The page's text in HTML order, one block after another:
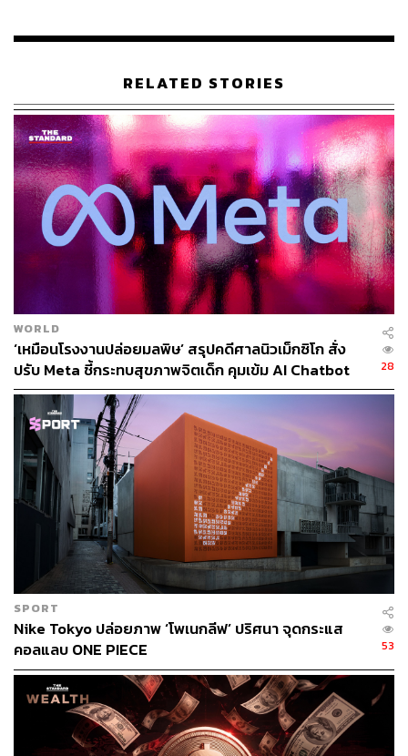
ข้อมูลของ Twitter ไปใช้ฝึก AI Chatbot เช่น ChatGPT,
จำกัดการอ่านโพสต์ต่อวัน ส่วนปริมาณการมองเห็นโพสต์จะ
ขึ้นอยู่กับบัญชีของผู้ใช้ เช่น
บัญชีที่ได้รับการยืนยันตัวตน Twitter Blue (จ่ายเดือนละ
8 ดอลลาร์ หรือ ประมาณ 282 บาท) จะเห็นโพสต์ได้
6,000 โพสต์ต่อวัน
บัญชีเก่าที่ไม่ได้ยืนยันตัวตน เห็นได้ 600 โพสต์ต่อวัน
บัญชีใหม่ที่ไม่ได้ยืนยันตัวตน จะมองเห็นได้เพียง 300
โพสต์ต่อวัน
จำนวนโพสต์ที่ได้เห็นในแต่ละวันยังไม่แน่นอน เพราะมี
การทวีตถึงจำนวนโพสต์ที่จะเข้าถึง โดยเพิ่มเป็น
10,000 / 1,000 และ 500 ตามลำดับ
ทั้งนี้ ข้อจำกัดนี้ยังไม่ชัดเจนว่าจะกำหนดถาวรหรือเพียง
ชั่วคราว
อย่างไรก็ตาม แม้ว่ามัสก์ให้เหตุผลว่า สาเหตุที่ Twitter ปรับ
การมองเห็นเพื่อจัดการกับข้อมูลและระบบก็ตาม แต่ก็เป็นไป
ได้ว่าอาจนำไปสู่การสร้างรายได้จาก Twitter Blue ที่ต้อง
ยืนยันตัวตนด้วยการจ่ายรายเดือน หลังจากที่รายได้จาก
โฆษณาของแพลตฟอร์มลดลง โดย ลินดา ยัคคาริโนซีอีโอ
คนใหม่ของ Twitter ก็อยู่ระหว่างปรับโฆษณารูปแบบวิดีโอที่
กำลังได้รับความนิยม เพื่อดึงดูดให้ลูกค้ากลับมาลงโฆษณา
บนแพลตฟอร์มอีกครั้ง
โดยสถานการณ์การใช้งาน Twitter ที่มีหลายบัญชีไม่สามารถ
ใช้งานได้ที่เพิ่งเกิดขึ้นนี้ ทำให้เทรนด์ ‘ทวีตล่ม’ ติดเทรนด์
Twitter ทั่วโลกรวมถึงประเทศไทย
RELATED STORIES
WORLD
‘เหมือนโรงงานปล่อยมลพิษ’ สรุปคดีศาลนิวเม็กซิโก สั่ง
ปรับ Meta ชี้กระทบสุขภาพจิตเด็ก คุมเข้ม AI Chatbot
28
SPORT
Nike Tokyo ปล่อยภาพ ‘โพเนกลีฟ’ ปริศนา จุดกระแส
คอลแลบ ONE PIECE
53